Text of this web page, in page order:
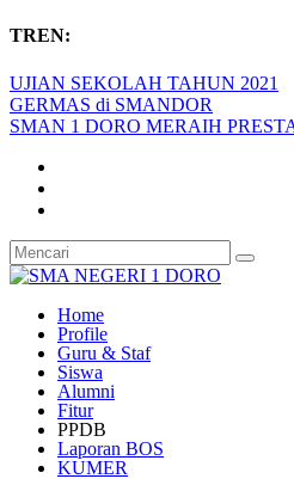
TREN:
UJIAN SEKOLAH TAHUN 2021
GERMAS di SMANDOR
SMAN 1 DORO MERAIH
Home
Profile
Guru & Staf
Siswa
Alumni
Fitur
PPDB
Laporan BOS
KUMER